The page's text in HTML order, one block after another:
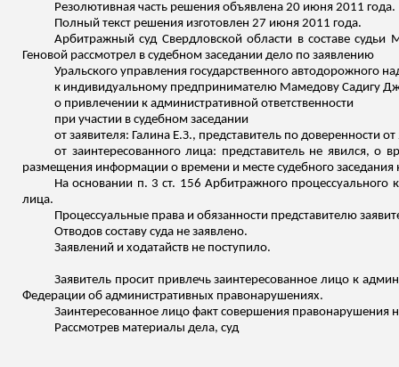
Резолютивная часть решения объявлена 20 июня 2011 года.
Полный текст решения изготовлен 27 июня 2011 года.
Арбитражный суд Свердловской области в составе судьи
Геновой рассмотрел в судебном заседании дело по заявлению
Уральского управления государственного автодорожного
к индивидуальному предпринимателю Мамедову Садигу
о привлечении к административной ответственности
при участии в судебном заседании
от заявителя: Галина Е.З., представитель по доверенности
от заинтересованного лица: представитель не явился,
размещения информации о времени и месте судебного заседания
На основании п. 3 ст. 156 Арбитражного процессуального
лица.
Процессуальные права и обязанности представителю
Отводов составу суда не заявлено.
Заявлений и ходатайств не поступило.
Заявитель просит привлечь заинтересованное лицо к
Федерации об административных правонарушениях.
Заинтересованное лицо факт совершения правонарушения
Рассмотрев материалы дела, суд